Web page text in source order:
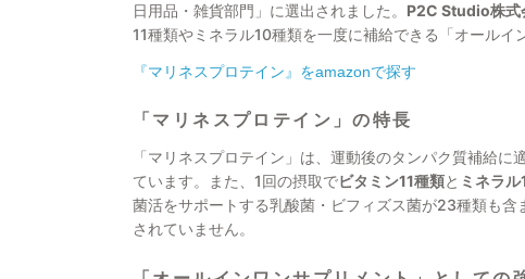
日用品・雑貨部門」に選出されました。 P2C Studio株式
11種類やミネラル10種類を一度に補給できる「オールイ
『マリネスプロテイン』をamazonで探す
「マリネスプロテイン」の特長
「マリネスプロテイン」は、運動後のタンパク質補給に
ています。また、1回の摂取でビタミン11種類と ミネラ
菌活をサポートする乳酸菌・ビフィズス菌が23種類も
されていません。